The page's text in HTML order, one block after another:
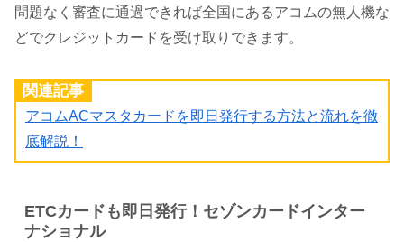
問題なく審査に通過できれば全国にあるアコムの無人機な
どでクレジットカードを受け取りできます。
関連記事
アコムACマスタカードを即日発行する方法と流れを徹
底解説！
ETCカードも即日発行！セゾンカードインター
ナショナル